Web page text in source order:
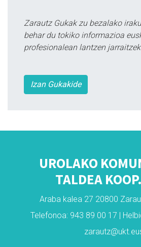
Zarautz Gukak zu bezalako
behar du tokiko informazioa
profesionalean lantzen
Izan Gukakide
UROLAKO
TALDEA
Araba kalea 27 20800
Telefonoa: 943 89 00 17 |